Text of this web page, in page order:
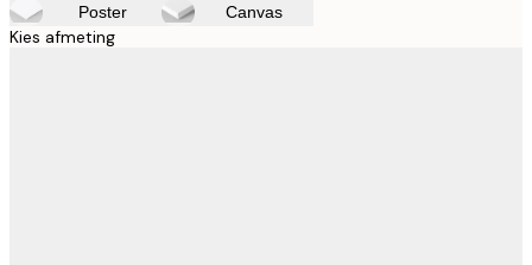
Poster Canvas
Kies afmeting